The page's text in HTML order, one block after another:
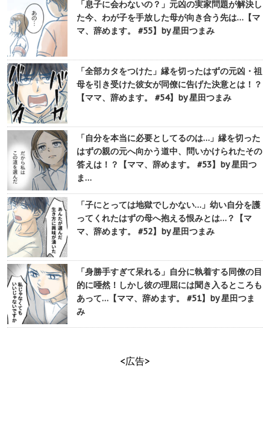
「息子に会わないの？」元凶の実家問題が解決し
た今、わが子を手放した母が向き合う先は…【マ
マ、辞めます。 #55】by 星田つまみ
「全部カタをつけた」縁を切ったはずの元凶・祖
母を引き受けた彼女が同僚に告げた決意とは！？
【ママ、辞めます。 #54】by 星田つまみ
「自分を本当に必要としてるのは…」縁を切った
はずの親の元へ向かう道中、問いかけられたその
答えは！？【ママ、辞めます。 #53】by 星田つ
ま…
「子にとっては地獄でしかない…」幼い自分を護
ってくれたはずの母へ抱える恨みとは…？【マ
マ、辞めます。 #52】by 星田つまみ
「身勝手すぎて呆れる」自分に執着する同僚の目
的に唖然！しかし彼の理屈には聞き入るところも
あって…【ママ、辞めます。 #51】by 星田つま
み
<広告>